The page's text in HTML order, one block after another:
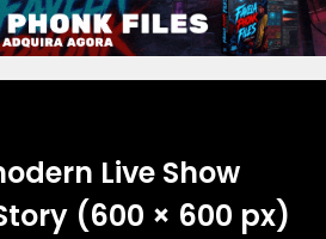
Live Show
(600 × 600 px)